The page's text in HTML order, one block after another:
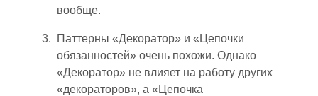
вообще.
Паттерны «Декоратор» и «Цепочки
обязанностей» очень похожи. Однако
«Декоратор» не влияет на работу других
«декораторов», а «Цепочка